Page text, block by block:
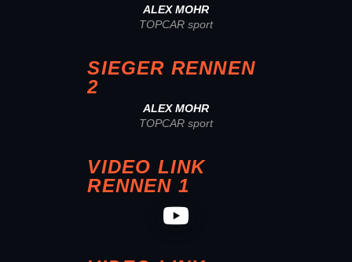
ALEX MOHR
TOPCAR sport
SIEGER RENNEN
2
ALEX MOHR
TOPCAR sport
VIDEO LINK
RENNEN 1